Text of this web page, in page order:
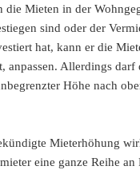
die Mieten in der
sind oder der
hat, kann er die
anpassen. Allerdings darf
Höhe nach
Mieterhöhung
eine ganze Reihe an